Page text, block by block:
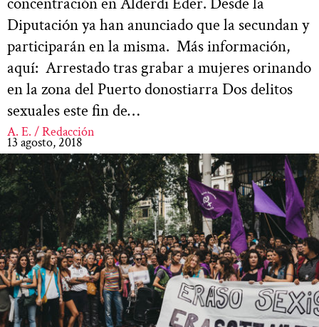
Diputación ya han anunciado que la secundan y
participarán en la misma. Más información,
aquí: Arrestado tras grabar a mujeres orinando
en la zona del Puerto donostiarra Dos delitos
sexuales este fin de…
A. E. / Redacción
13 agosto, 2018